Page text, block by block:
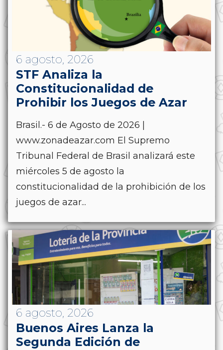
6 agosto, 2026
STF Analiza la
Constitucionalidad de
Prohibir los Juegos de Azar
Brasil.- 6 de Agosto de 2026 |
www.zonadeazar.com El Supremo
Tribunal Federal de Brasil analizará este
miércoles 5 de agosto la
constitucionalidad de la prohibición de los
juegos de azar...
6 agosto, 2026
Buenos Aires Lanza la
Segunda Edición de